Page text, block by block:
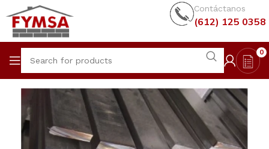
Contáctanos
(612) 125 0358
0